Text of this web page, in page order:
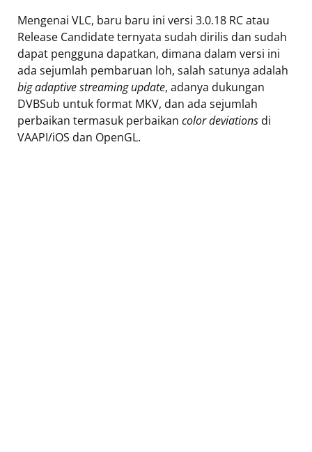
Mengenai VLC, baru baru ini versi 3.0.18 RC atau
Release Candidate ternyata sudah dirilis dan sudah
dapat pengguna dapatkan, dimana dalam versi ini
ada sejumlah pembaruan loh, salah satunya adalah
big adaptive streaming update, adanya dukungan
DVBSub untuk format MKV, dan ada sejumlah
perbaikan termasuk perbaikan color deviations di
VAAPI/iOS dan OpenGL.